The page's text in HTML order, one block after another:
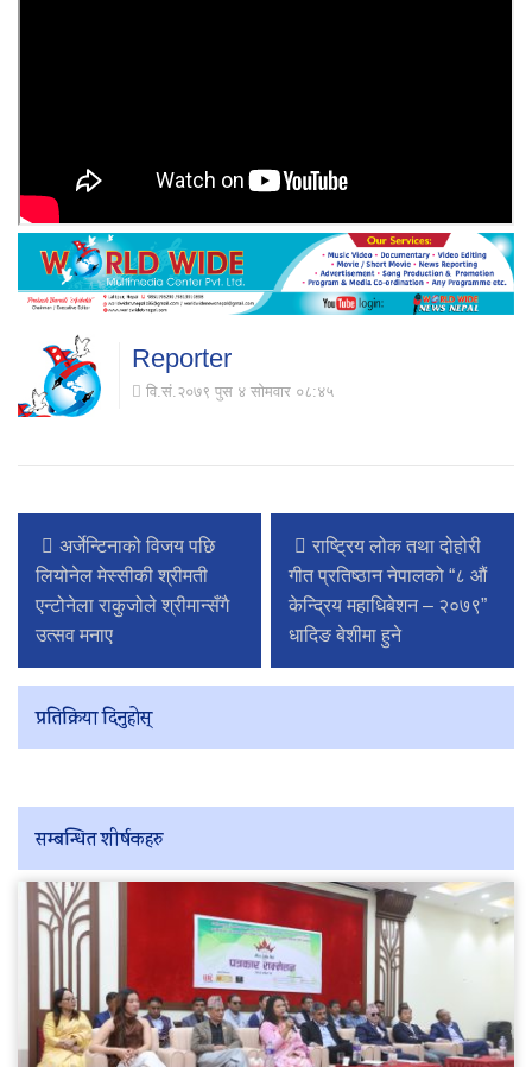
Reporter
वि.सं.२०७९ पुस ४ सोमवार ०८:४५
अर्जेन्टिनाको विजय पछि
लियोनेल मेस्सीकी श्रीमती
एन्टोनेला राकुजोले श्रीमान्सँगै
उत्सव मनाए
राष्ट्रिय लोक तथा दोहोरी
गीत प्रतिष्ठान नेपालको “८ औं
केन्द्रिय महाधिबेशन – २०७९”
धादिङ बेशीमा हुने
प्रतिक्रिया दिनुहोस्
सम्बन्धित शीर्षकहरु